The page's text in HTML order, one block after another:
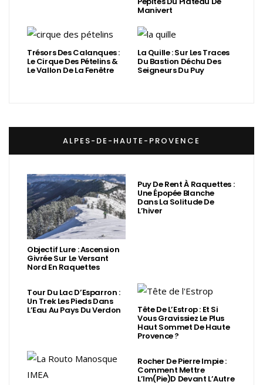
Manivert
Trésors Des Calanques :
Le Cirque Des Pételins &
Le Vallon De La Fenêtre
La Quille : Sur Les Traces
Du Bastion Déchu Des
Seigneurs Du Puy
ALPES-DE-HAUTE-PROVENCE
Objectif Lure : Ascension
Givrée Sur Le Versant
Nord En Raquettes
Puy De Rent À Raquettes :
Une Épopée Blanche
Dans La Solitude De
L’hiver
Tour Du Lac D’Esparron :
Un Trek Les Pieds Dans
L’Eau Au Pays Du Verdon Tête De L’Estrop : Et Si
Vous Gravissiez Le Plus
Haut Sommet De Haute
Provence ?
Rocher De Pierre Impie :
Comment Mettre
L’Im(Pie)d Devant L’Autre